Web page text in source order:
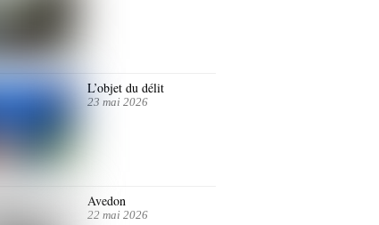
L’objet du délit
23 mai 2026
Avedon
22 mai 2026